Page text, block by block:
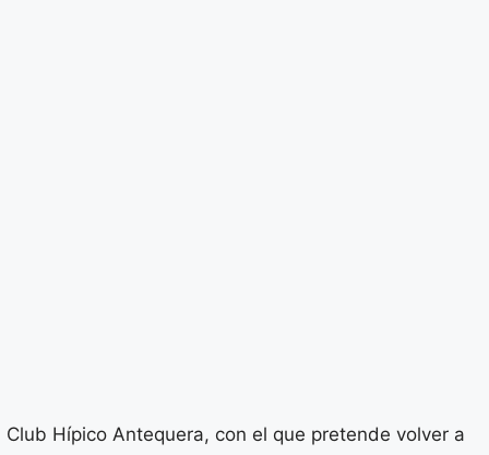
Hípico Antequera, con el que pretende volver a